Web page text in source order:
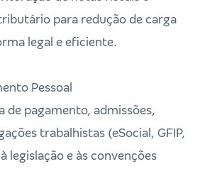
para redução de carga
legal e eficiente.
Pessoal
de pagamento, admissões,
trabalhistas (eSocial, GFIP,
legislação e às convenções